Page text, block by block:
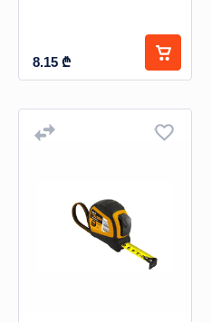
8.15 ₾